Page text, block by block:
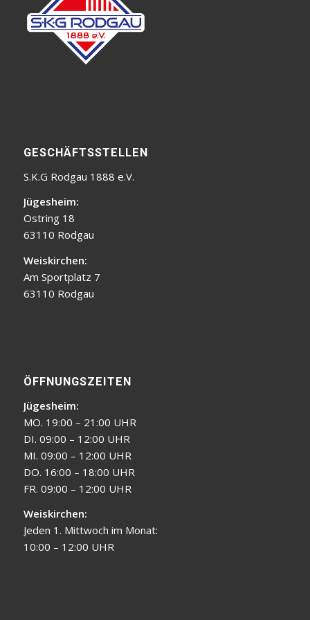
GESCHÄFTSSTELLEN
S.K.G Rodgau 1888 e.V.
Jügesheim:
Ostring 18
63110 Rodgau
Weiskirchen:
Am Sportplatz 7
63110 Rodgau
ÖFFNUNGSZEITEN
Jügesheim:
MO. 19:00 – 21:00 UHR
DI. 09:00 – 12:00 UHR
MI. 09:00 – 12:00 UHR
DO. 16:00 – 18:00 UHR
FR. 09:00 – 12:00 UHR
Weiskirchen:
Jeden 1. Mittwoch im Monat:
10:00 – 12:00 UHR